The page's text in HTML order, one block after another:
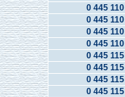
0 445
0 445
0 445
0 445
0 445
0 445
0 445
0 445